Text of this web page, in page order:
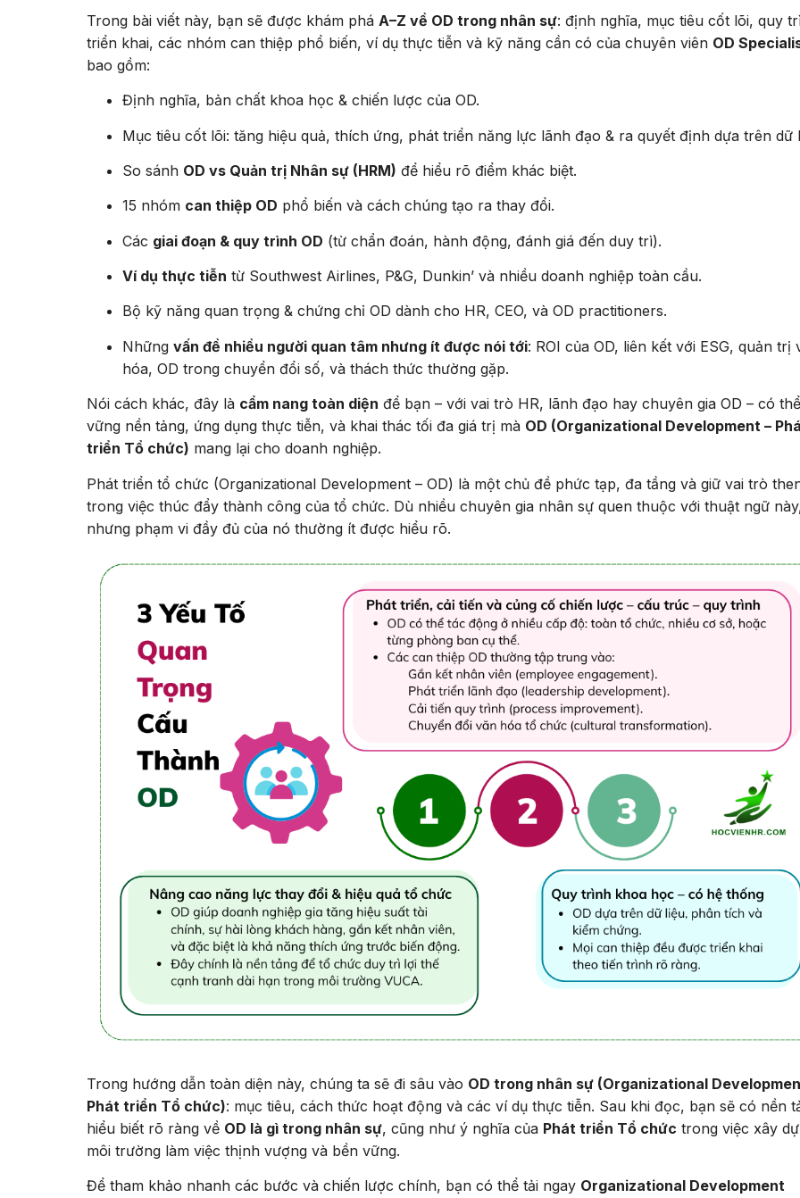
Trong bài viết này, bạn sẽ được khám phá A–Z về OD trong nhân sự: định nghĩa, mục tiêu cốt lõi, quy
triển khai, các nhóm can thiệp phổ biến, ví dụ thực tiễn và kỹ năng cần có của chuyên viên OD
bao gồm:
Định nghĩa, bản chất khoa học & chiến lược của OD.
Mục tiêu cốt lõi: tăng hiệu quả, thích ứng, phát triển năng lực lãnh đạo & ra quyết định dựa trên dữ
So sánh OD vs Quản trị Nhân sự (HRM) để hiểu rõ điểm khác biệt.
15 nhóm can thiệp OD phổ biến và cách chúng tạo ra thay đổi.
Các giai đoạn & quy trình OD (từ chẩn đoán, hành động, đánh giá đến duy trì).
Ví dụ thực tiễn từ Southwest Airlines, P&G, Dunkin’ và nhiều doanh nghiệp toàn cầu.
Bộ kỹ năng quan trọng & chứng chỉ OD dành cho HR, CEO, và OD practitioners.
Những vấn đề nhiều người quan tâm nhưng ít được nói tới: ROI của OD, liên kết với ESG, quản trị
hóa, OD trong chuyển đổi số, và thách thức thường gặp.
Nói cách khác, đây là cẩm nang toàn diện để bạn – với vai trò HR, lãnh đạo hay chuyên gia OD – có
vững nền tảng, ứng dụng thực tiễn, và khai thác tối đa giá trị mà OD (Organizational Development –
triển Tổ chức) mang lại cho doanh nghiệp.
Phát triển tổ chức (Organizational Development – OD) là một chủ đề phức tạp, đa tầng và giữ vai trò
trong việc thúc đẩy thành công của tổ chức. Dù nhiều chuyên gia nhân sự quen thuộc với thuật ngữ
nhưng phạm vi đầy đủ của nó thường ít được hiểu rõ.
Trong hướng dẫn toàn diện này, chúng ta sẽ đi sâu vào OD trong nhân sự (Organizational
Phát triển Tổ chức): mục tiêu, cách thức hoạt động và các ví dụ thực tiễn. Sau khi đọc, bạn sẽ có nền
hiểu biết rõ ràng về OD là gì trong nhân sự, cũng như ý nghĩa của Phát triển Tổ chức trong việc xây
môi trường làm việc thịnh vượng và bền vững.
Để tham khảo nhanh các bước và chiến lược chính, bạn có thể tải ngay Organizational Development